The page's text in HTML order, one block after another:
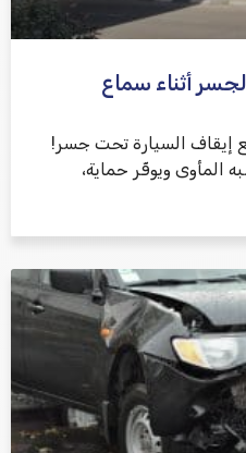
שלח משוב
أثناء سماع
إيقاف السيارة تحت جسر!
المأوى ويوفّر حماية،